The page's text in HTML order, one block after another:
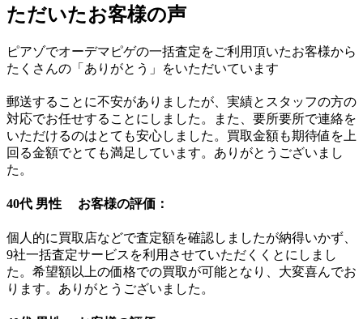
ただいたお客様の声
ピアゾでオーデマピゲの一括査定をご利用頂いたお客様から
たくさんの「ありがとう」をいただいています
郵送することに不安がありましたが、実績とスタッフの方の
対応でお任せすることにしました。また、要所要所で連絡を
いただけるのはとても安心しました。買取金額も期待値を上
回る金額でとても満足しています。ありがとうございまし
た。
40代 男性 お客様の評価：
個人的に買取店などで査定額を確認しましたが納得いかず、
9社一括査定サービスを利用させていただくくとにしまし
た。希望額以上の価格での買取が可能となり、大変喜んでお
ります。ありがとうございました。